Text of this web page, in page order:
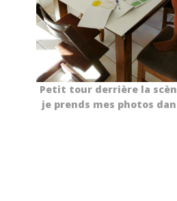
Petit tour derrière la
je prends mes photos